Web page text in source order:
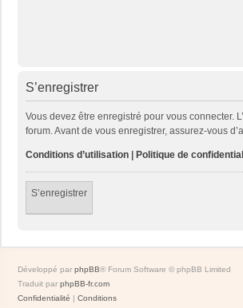
S’enregistrer
Vous devez être enregistré pour vous connecter.
forum. Avant de vous enregistrer, assurez-vous
Conditions d’utilisation Politique de
S’enregistrer
Développé par phpBB® Forum Software © phpBB Limited
Traduit par phpBB-fr.com
Confidentialité | Conditions